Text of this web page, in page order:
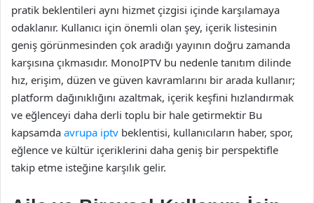
pratik beklentileri aynı hizmet çizgisi içinde karşılamaya
odaklanır. Kullanıcı için önemli olan şey, içerik listesinin
geniş görünmesinden çok aradığı yayının doğru zamanda
karşısına çıkmasıdır. MonoIPTV bu nedenle tanıtım dilinde
hız, erişim, düzen ve güven kavramlarını bir arada kullanır;
platform dağınıklığını azaltmak, içerik keşfini hızlandırmak
ve eğlenceyi daha derli toplu bir hale getirmektir Bu
kapsamda avrupa iptv beklentisi, kullanıcıların haber, spor,
eğlence ve kültür içeriklerini daha geniş bir perspektifle
takip etme isteğine karşılık gelir.